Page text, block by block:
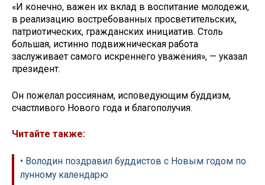
«И конечно, важен их вклад в воспитание молодежи,
в реализацию востребованных просветительских,
патриотических, гражданских инициатив. Столь
большая, истинно подвижническая работа
заслуживает самого искреннего уважения», — указал
президент.
Он пожелал россиянам, исповедующим буддизм,
счастливого Нового года и благополучия.
Читайте также:
• Володин поздравил буддистов с Новым годом по
лунному календарю